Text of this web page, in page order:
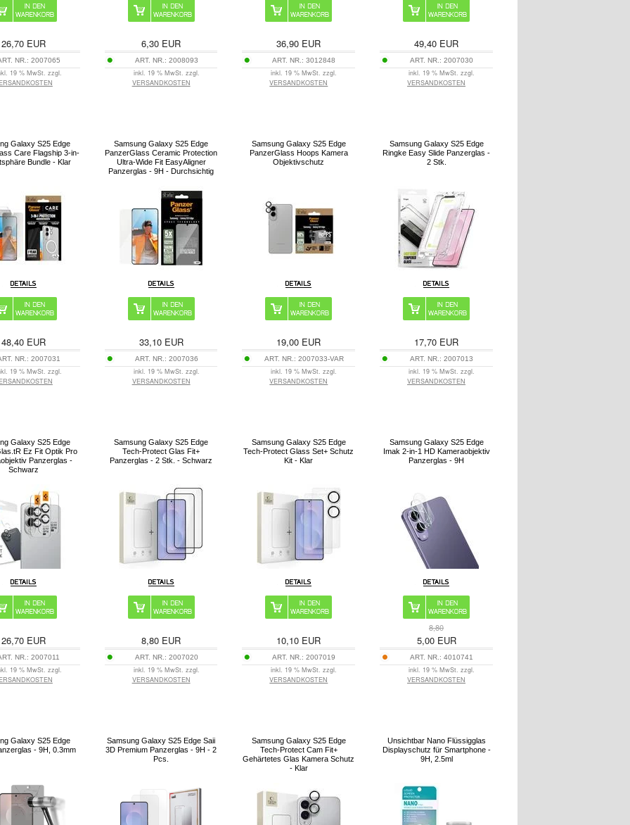
26,70EUR
NR.: 2007065
19 % MwSt. zzgl.
6,30 EUR
ART. NR.: 2008093
inkl. 19 % MwSt. zzgl.
VERSANDKOSTEN
36,90 EUR
ART. NR.:3012848
inkl. 19 % MwSt. zzgl.
VERSANDKOSTEN
49,40 EUR
ART. NR.:2007030
inkl. 19 % MwSt. zzgl.
VERSANDKOSTEN
Galaxy S25 Edge
Care Flagship 3-in-
Bundle - Klar
48,40EUR
NR.: 2007031
19 % MwSt. zzgl.
Samsung Galaxy S25 Edge
PanzerGlass Ceramic Protection
Ultra-Wide Fit EasyAligner
Panzerglas - 9H - Durchsichtig
33,10EUR
ART. NR.: 2007036
inkl. 19 % MwSt. zzgl.
VERSANDKOSTEN
Samsung Galaxy S25 Edge
PanzerGlass Hoops Kamera
Objektivschutz
19,00 EUR
ART. NR.: 2007033-VAR
inkl. 19 % MwSt. zzgl.
VERSANDKOSTEN
Samsung Galaxy S25 Edge
Ringke Easy Slide Panzerglas -
2 Stk.
17,70 EUR
ART. NR.:2007013
inkl. 19 % MwSt. zzgl.
VERSANDKOSTEN
Galaxy S25 Edge
Ez Fit Optik Pro
Panzerglas -
Schwarz
26,70EUR
NR.:2007011
19 % MwSt. zzgl.
Samsung Galaxy S25 Edge
Tech-Protect Glas Fit+
Panzerglas - 2 Stk. - Schwarz
8,80 EUR
ART. NR.: 2007020
inkl. 19 % MwSt. zzgl.
VERSANDKOSTEN
Samsung Galaxy S25 Edge
Tech-Protect Glass Set+ Schutz
Kit - Klar
10,10 EUR
ART. NR.:2007019
inkl. 19 % MwSt. zzgl.
VERSANDKOSTEN
Samsung Galaxy S25 Edge
Imak 2-in-1 HD Kameraobjektiv
Panzerglas - 9H
8,80
5,00EUR
ART. NR.:4010741
inkl. 19 % MwSt. zzgl.
VERSANDKOSTEN
Galaxy S25 Edge
- 9H, 0.3mm
Samsung Galaxy S25 Edge Saii
3D Premium Panzerglas - 9H - 2
Pcs.
Samsung Galaxy S25 Edge
Tech-Protect Cam Fit+
Gehärtetes Glas Kamera Schutz
- Klar
Unsichtbar Nano Flüssigglas
Displayschutz für Smartphone -
9H, 2.5ml